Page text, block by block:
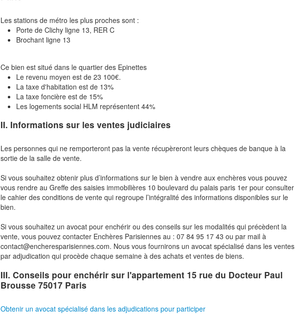
Les stations de métro les plus proches sont :
Porte de Clichy ligne 13, RER C
Brochant ligne 13
Ce bien est situé dans le quartier des Epinettes
Le revenu moyen est de 23 100€.
La taxe d'habitation est de 13%
La taxe foncière est de 15%
Les logements social HLM représentent 44%
II. Informations sur les ventes judiciaires
Les personnes qui ne remporteront pas la vente récupèreront leurs chèques de banque à la
sortie de la salle de vente.
Si vous souhaitez obtenir plus d’informations sur le bien à vendre aux enchères vous pouvez
vous rendre au Greffe des saisies immobilières 10 boulevard du palais paris 1er pour consulter
le cahier des conditions de vente qui regroupe l’intégralité des informations disponibles sur le
bien.
Si vous souhaitez un avocat pour enchérir ou des conseils sur les modalités qui précèdent la
vente, vous pouvez contacter Enchères Parisiennes au : 07 84 95 17 43 ou par mail à
contact@encheresparisiennes.com. Nous vous fournirons un avocat spécialisé dans les ventes
par adjudication qui procède chaque semaine à des achats et ventes de biens.
III. Conseils pour enchérir sur l'appartement 15 rue du Docteur Paul
Brousse 75017 Paris
Obtenir un avocat spécialisé dans les adjudications pour participer